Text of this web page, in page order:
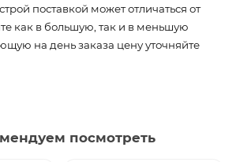
поставкой может отличаться от
как в большую, так и в меньшую
на день заказа цену уточняйте
посмотреть